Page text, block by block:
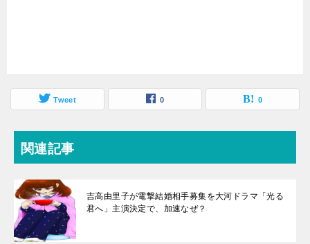
Tweet 0 0
関連記事
吉高由里子が電撃結婚相手募集を大河ドラマ「光る
君へ」主演決定で、加速なぜ？